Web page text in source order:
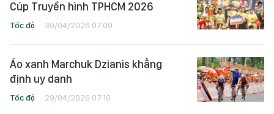
Cúp Truyền hình TPHCM 2026
Tốc độ 30/04/2026 07:09
Áo xanh Marchuk Dzianis khẳng
định uy danh
Tốc độ 29/04/2026 07:10